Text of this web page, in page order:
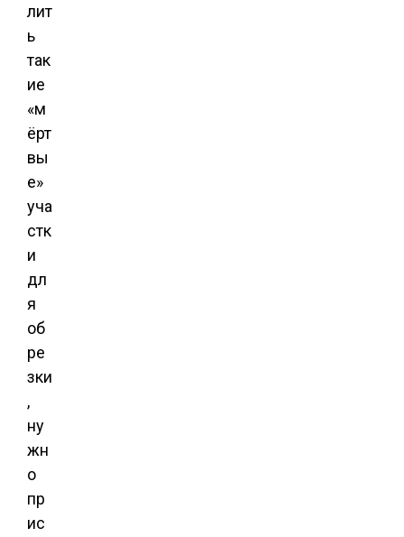
лит
ь
так
ие
«м
ёрт
вы
е»
уча
стк
и
дл
я
об
ре
зки
,
ну
жн
о
пр
ис